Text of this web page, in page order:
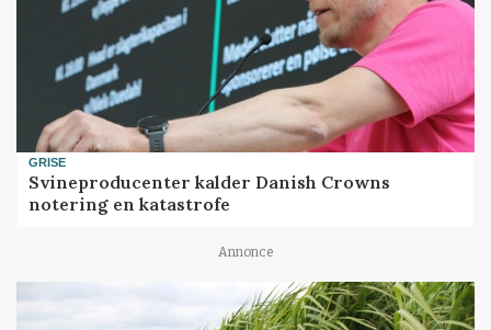
GRISE
Svineproducenter kalder Danish Crowns
notering en katastrofe
Annonce